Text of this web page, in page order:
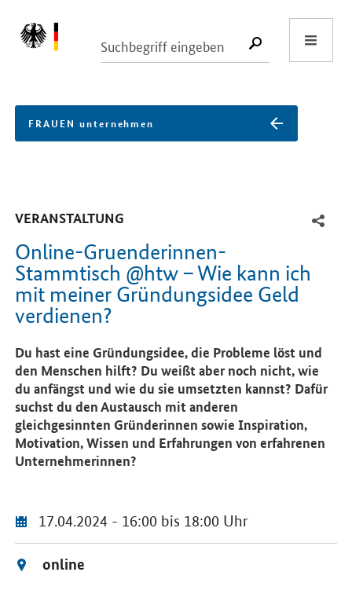
SUCHE
FRAUEN unternehmen
VERANSTALTUNG
Online-Gruenderinnen-
Stammtisch @htw – Wie kann ich
mit meiner Gründungsidee Geld
verdienen?
Du hast eine Gründungsidee, die Probleme löst und
den Menschen hilft? Du weißt aber noch nicht, wie
du anfängst und wie du sie umsetzten kannst? Dafür
suchst du den Austausch mit anderen
gleichgesinnten Gründerinnen sowie Inspiration,
Motivation, Wissen und Erfahrungen von erfahrenen
Unternehmerinnen?
17.04.2024 - 16:00 bis 18:00 Uhr
online